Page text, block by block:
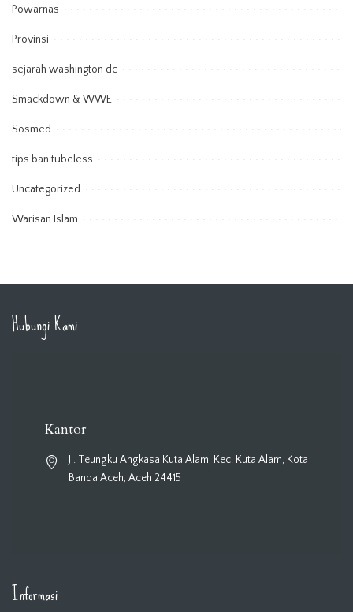
Powarnas
Provinsi
sejarah washington dc
Smackdown & WWE
Sosmed
tips ban tubeless
Uncategorized
Warisan Islam
Hubungi Kami
Kantor
Jl. Teungku Angkasa Kuta Alam, Kec. Kuta Alam, Kota
Banda Aceh, Aceh 24415
Informasi